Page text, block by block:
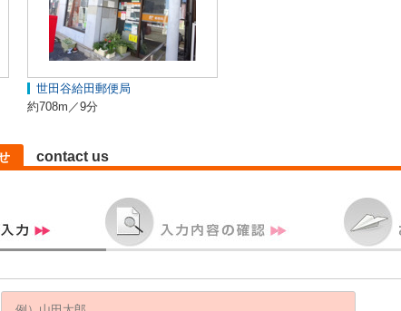
世田谷給田郵便局
約708m／9分
contact us